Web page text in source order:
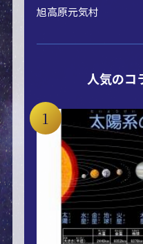
旭高原元気村
人気のコ
1